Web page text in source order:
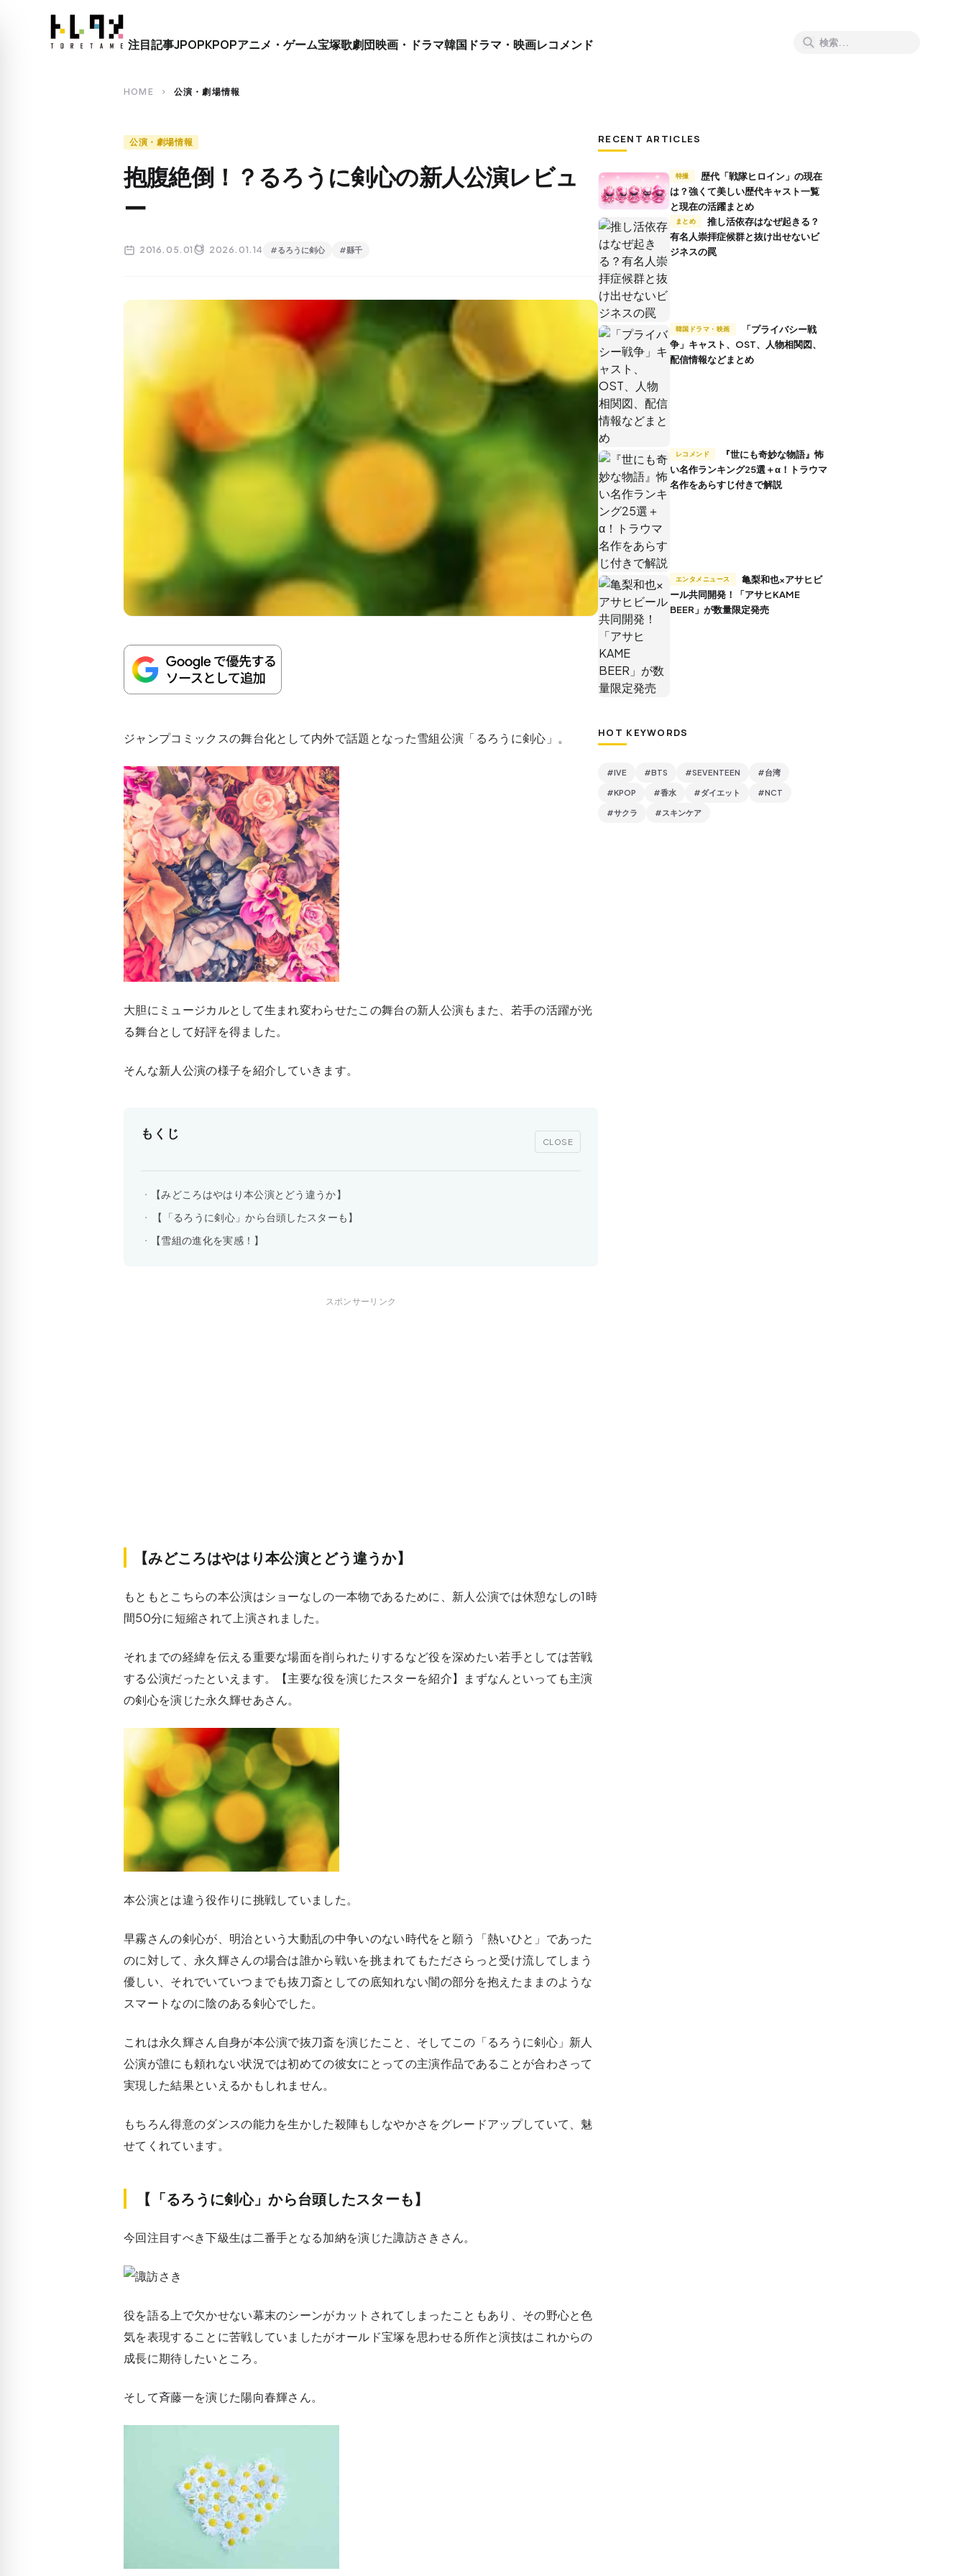
close
注目記事JPOPKPOPアニメ・ゲーム宝塚歌劇団映画・ドラマ韓国ドラマ・映画レコメンド
HOME chevron_right 公演・劇場情報
公演・劇場情報
抱腹絶倒！？るろうに剣心の新人公演レビュ
ー
2016.05.01 2026.01.14 #るろうに剣心 #縣千
ジャンプコミックスの舞台化として内外で話題となった雪組公演「るろうに剣心」。
大胆にミュージカルとして生まれ変わらせたこの舞台の新人公演もまた、若手の活躍が光
る舞台として好評を得ました。
そんな新人公演の様子を紹介していきます。
もくじ
CLOSE
【みどころはやはり本公演とどう違うか】
【「るろうに剣心」から台頭したスターも】
【雪組の進化を実感！】
スポンサーリンク
【みどころはやはり本公演とどう違うか】
もともとこちらの本公演はショーなしの一本物であるために、新人公演では休憩なしの1時
間50分に短縮されて上演されました。
それまでの経緯を伝える重要な場面を削られたりするなど役を深めたい若手としては苦戦
する公演だったといえます。【主要な役を演じたスターを紹介】まずなんといっても主演
の剣心を演じた永久輝せあさん。
本公演とは違う役作りに挑戦していました。
早霧さんの剣心が、明治という大動乱の中争いのない時代をと願う「熱いひと」であった
のに対して、永久輝さんの場合は誰から戦いを挑まれてもたださらっと受け流してしまう
優しい、それでいていつまでも抜刀斎としての底知れない闇の部分を抱えたままのような
スマートなのに陰のある剣心でした。
これは永久輝さん自身が本公演で抜刀斎を演じたこと、そしてこの「るろうに剣心」新人
公演が誰にも頼れない状況では初めての彼女にとっての主演作品であることが合わさって
実現した結果といえるかもしれません。
もちろん得意のダンスの能力を生かした殺陣もしなやかさをグレードアップしていて、魅
せてくれています。
【「るろうに剣心」から台頭したスターも】
今回注目すべき下級生は二番手となる加納を演じた諏訪さきさん。
役を語る上で欠かせない幕末のシーンがカットされてしまったこともあり、その野心と色
気を表現することに苦戦していましたがオールド宝塚を思わせる所作と演技はこれからの
成長に期待したいところ。
そして斉藤一を演じた陽向春輝さん。
RECENT ARTICLES
特撮
は？強くて美しい歴代キャスト一覧
と現在の活躍まとめ
まとめ
推し活依存はなぜ起きる？
有名人崇拝症候群と抜け出せないビ
ジネスの罠
韓国ドラマ・映画
争」キャスト、OST、人物相関図、
配信情報などまとめ
レコメンド
い名作ランキング25選＋α！トラウマ
名作をあらすじ付きで解説
エンタメニュース
ール共同開発！「アサヒKAME
BEER」が数量限定発売
HOT KEYWORDS
#IVE #BTS #SEVENTEEN #台湾
#KPOP #香水 #ダイエット #NCT
#サクラ #スキンケア